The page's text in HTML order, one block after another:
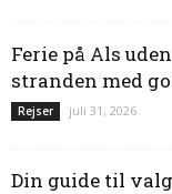
Ferie på Als
stranden med
Rejser juli 31, 2026
Din guide til